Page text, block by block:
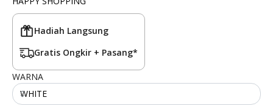
Hadiah Langsung
Gratis Ongkir + Pasang*
WARNA
WHITE